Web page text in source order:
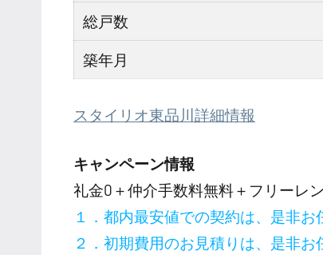
総戸数
築年月
スタイリオ東品川詳細情報
キャンペーン情報
礼金0 ＋仲介手数料無料＋ フリーレ
１．都内最安値での契約は、是非お
２．初期費用のお見積りは、是非お